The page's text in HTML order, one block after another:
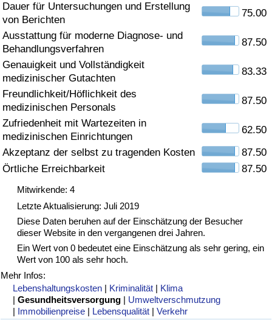
Dauer für Untersuchungen und Erstellung
von Berichten
75.00
Ausstattung für moderne Diagnose- und
Behandlungsverfahren
87.50
Genauigkeit und Vollständigkeit
medizinischer Gutachten
83.33
Freundlichkeit/Höflichkeit des
medizinischen Personals
87.50
Zufriedenheit mit Wartezeiten in
medizinischen Einrichtungen
62.50
Akzeptanz der selbst zu tragenden Kosten
87.50
Örtliche Erreichbarkeit
87.50
Mitwirkende: 4
Letzte Aktualisierung: Juli 2019
Diese Daten beruhen auf der Einschätzung der Besucher
dieser Website in den vergangenen drei Jahren.
Ein Wert von 0 bedeutet eine Einschätzung als sehr gering, ein
Wert von 100 als sehr hoch.
Mehr Infos:
Lebenshaltungskosten | Kriminalität | Klima
|Gesundheitsversorgung | Umweltverschmutzung
| Immobilienpreise | Lebensqualität |Verkehr
Kriminalitäts-Index
Kriminalitätsindex nach Land
Gesundheitsversorgung
Gesundheitsversorgungs-Index (aktuell)
Gesundheitsversorgungs-Index
Gesundheitsversorgungs-Index nach Land
Umweltverschmutzung
Umweltverschmutzungs-Index (aktuell)
Verschmutzungsindex
Umweltverschmutzungs-Index nach Land
Verkehr